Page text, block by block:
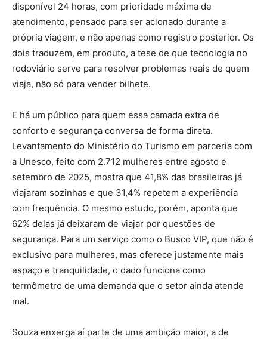
disponível 24 horas, com prioridade máxima de
atendimento, pensado para ser acionado durante a
própria viagem, e não apenas como registro posterior. Os
dois traduzem, em produto, a tese de que tecnologia no
rodoviário serve para resolver problemas reais de quem
viaja, não só para vender bilhete.
E há um público para quem essa camada extra de
conforto e segurança conversa de forma direta.
Levantamento do Ministério do Turismo em parceria com
a Unesco, feito com 2.712 mulheres entre agosto e
setembro de 2025, mostra que 41,8% das brasileiras já
viajaram sozinhas e que 31,4% repetem a experiência
com frequência. O mesmo estudo, porém, aponta que
62% delas já deixaram de viajar por questões de
segurança. Para um serviço como o Busco VIP, que não é
exclusivo para mulheres, mas oferece justamente mais
espaço e tranquilidade, o dado funciona como
termômetro de uma demanda que o setor ainda atende
mal.
Souza enxerga aí parte de uma ambição maior, a de